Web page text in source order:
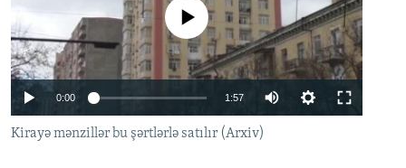
FOTOQALEREYA
İNFOQRAFIKA
KARIKATURA
OXU ZALI
AZƏRBAYCAN ƏDƏBIYYATI KITABXANASI
İSLAM VƏ DEMOKRATIYA
HAQQIMIZDA
MISSIYAMIZ
PEŞƏ ETIKASI VƏ JURNALISTIKA STANDARTLARIMIZ
BIZI IZLƏ
No media source currently available
0:00 1:57
Kirayə mənzillər bu şərtlərlə satılır (Arxiv)